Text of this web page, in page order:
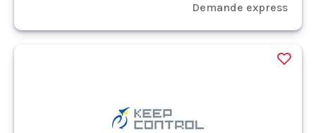
Demande express